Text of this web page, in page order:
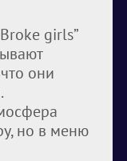
girls”
они
но в меню